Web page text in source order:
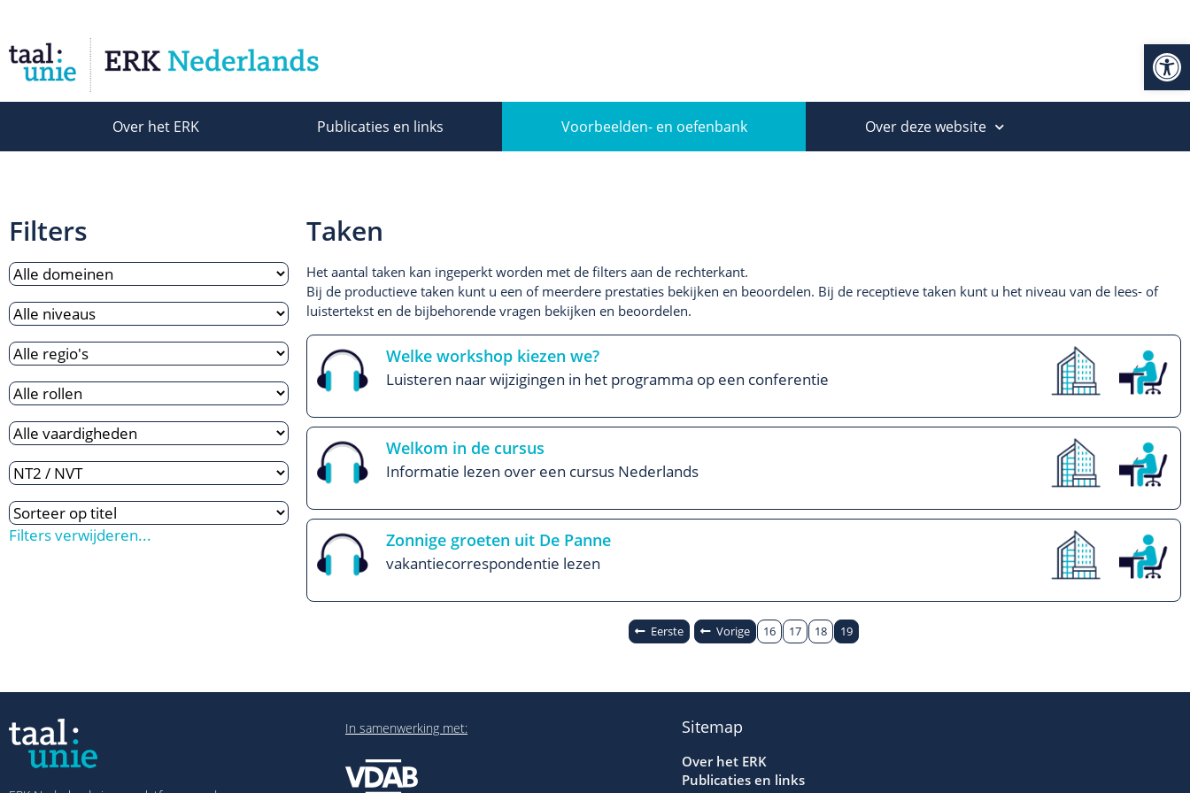
Over het ERK Publicaties en links Voorbeelden- en oefenbank Over deze website
Filters
Filters verwijderen...
Taken
Het aantal taken kan ingeperkt worden met de filters aan de rechterkant.
Bij de productieve taken kunt u een of meerdere prestaties bekijken en beoordelen. Bij de receptieve taken kunt u het niveau van de lees- of
luistertekst en de bijbehorende vragen bekijken en beoordelen.
Welke workshop kiezen we?
Luisteren naar wijzigingen in het programma op een conferentie
Welkom in de cursus
Informatie lezen over een cursus Nederlands
Zonnige groeten uit De Panne
vakantiecorrespondentie lezen
Eerste Vorige 16 17 18 19
In samenwerking met: Sitemap
Over het ERK
Publicaties en links